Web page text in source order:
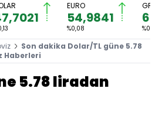
EURO
54,9841
%0,08 %0,63
Son dakika Dolar/TL güne 5.78
Haberleri
5.78 liradan